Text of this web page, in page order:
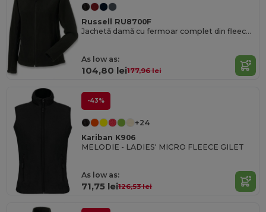
Russell RU8700F
Jachetă damă cu fermoar complet din fleece pentru exterior
As low as:
104,80 lei177,96 lei
-43%
+24
Kariban K906
MELODIE - LADIES' MICRO FLEECE GILET
As low as:
71,75 lei126,53 lei